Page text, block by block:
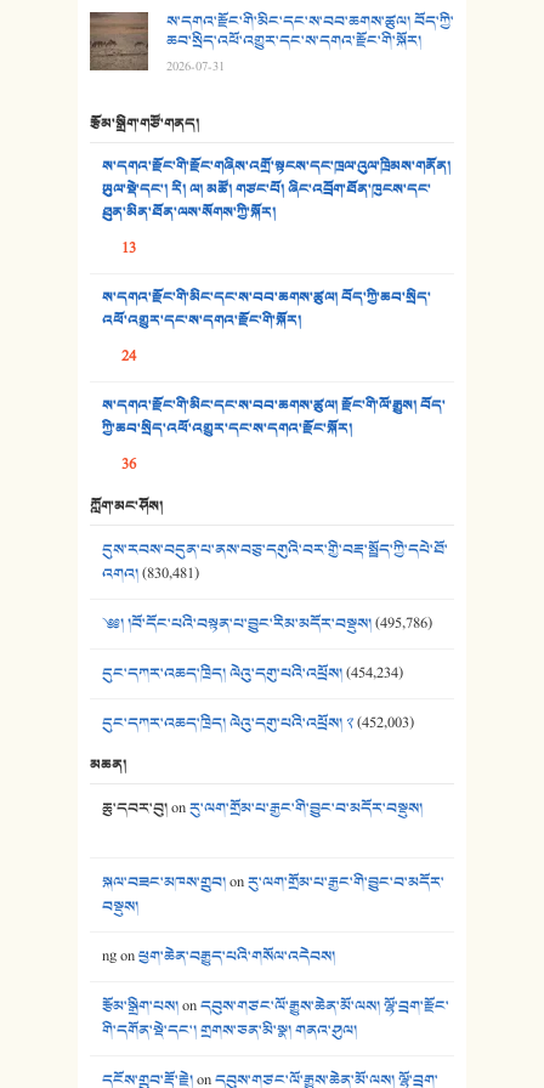
30. སི་ལིང་འབྲི་མོ། - ཕན་ཐོག
31. ཕ་ཡུལ་ཡར་ཀླུང་།
32. ཨ་མ།
33. འཛོམས་པའི་ལམ།
34. ཉི་མ་སེམས་ལ་ཞོག་དང་། - ཟླ་སྒྲོན།
36. ཟླ་གཞོན་སྙན་དབྱངས། - ཟླ་སྒྲོན།
38. ཡབ་ཡུམ། - ཟླ་སྒྲོན།
ས་དགའ་རྫོང་གི་མིང་དང་ས་བབ་ཆགས་ཚུལ། བོད་ཀྱི་
ཆབ་སྲིད་འཕོ་འགྱུར་དང་ས་དགའ་རྫོང་གི་སྐོར།
2026-07-31
རྩོམ་སྒྲིག་གཙོ་གནད།
ས་དགའ་རྫོང་གི་རྫོང་གཞིས་འགྲོ་སྟངས་དང་ཁྲལ་འུལ་ཁྲིམས་གནོན།
ཡུལ་སྡེ་དང་། རི། ལ། མཚོ། གཙང་པོ། ཞིང་འབྲོག་ཐོན་ཁུངས་དང་
ཐུན་མིན་ཐོན་ལས་སོགས་ཀྱི་སྐོར།
13
ས་དགའ་རྫོང་གི་མིང་དང་ས་བབ་ཆགས་ཚུལ། བོད་ཀྱི་ཆབ་སྲིད་
འཕོ་འགྱུར་དང་ས་དགའ་རྫོང་གི་སྐོར།
24
ས་དགའ་རྫོང་གི་མིང་དང་ས་བབ་ཆགས་ཚུལ། རྫོང་གི་ལོ་རྒྱུས། བོད་
ཀྱི་ཆབ་སྲིད་འཕོ་འགྱུར་དང་ས་དགའ་རྫོང་སྐོར།
36
ཀློག་མང་ཤོས།
དུས་རབས་བདུན་པ་ནས་བཅུ་དགུའི་བར་གྱི་བརྡ་སྤྲོད་ཀྱི་དཔེ་ཐོ་
འགའ།(830,481)
༄༅། །བོ་དོང་པའི་བསྟན་པ་བྱུང་རིམ་མདོར་བསྡུས།(495,786)
དུང་དཀར་འཆད་ཁྲིད། ལེའུ་དགུ་པའི་འཕྲོས།(454,234)
དུང་དཀར་འཆད་ཁྲིད། ལེའུ་དགུ་པའི་འཕྲོས། ༢(452,003)
མཆན།
ཆུ་དབར་བུ།onརུ་ལག་གྲོམ་པ་རྒྱང་གི་བྱུང་བ་མདོར་བསྡུས།
སྐལ་བཟང་མཁས་གྲུབ།onརུ་ལག་གྲོམ་པ་རྒྱང་གི་བྱུང་བ་མདོར་
བསྡུས།
ngonཕྱག་ཆེན་བརྒྱུད་པའི་གསོལ་འདེབས།
རྩོམ་སྒྲིག་པས།onདབུས་གཙང་ལོ་རྒྱུས་ཆེན་མོ་ལས། ལྷོ་བྲག་རྫོང་
གི་དགོན་སྡེ་དང་། གྲགས་ཅན་མི་སྣ། གནའ་ཤུལ།
དངོས་གྲུབ་རྡོ་རྗེ།onདབུས་གཙང་ལོ་རྒྱུས་ཆེན་མོ་ལས། ལྷོ་བྲག་